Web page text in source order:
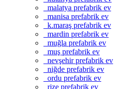
malatya prefabrik ev
manisa prefabrik ev
k.maraş prefabrik ev
mardin prefabrik ev
muğla prefabrik ev
muş prefabrik ev
nevşehir prefabrik ev
niğde prefabrik ev
ordu prefabrik ev
rize prefabrik ev